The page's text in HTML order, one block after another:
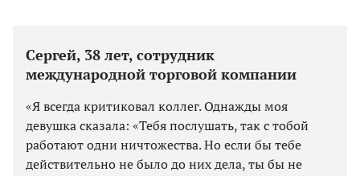
Сергей, 38 лет, сотрудник
международной торговой компании
«Я всегда критиковал коллег. Однажды моя
девушка сказала: «Тебя послушать, так с тобой
работают одни ничтожества. Но если бы тебе
действительно не было до них дела, ты бы не